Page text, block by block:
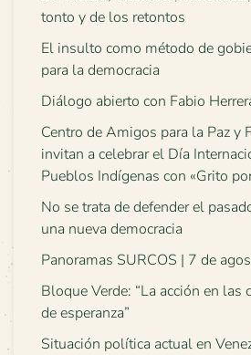
tonto y de los retontos
El insulto como método de
para la democracia
Diálogo abierto con Fabio
Centro de Amigos para la Paz y
invitan a celebrar el Día
Pueblos Indígenas con «Grito
No se trata de defender el
una nueva democracia
Panoramas SURCOS | 7 de
Bloque Verde: “La acción en las
de esperanza”
Situación política actual en